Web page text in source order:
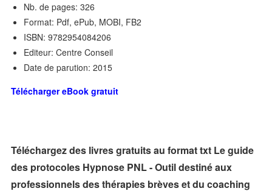
Nb. de pages: 326
Format: Pdf, ePub, MOBI, FB2
ISBN: 9782954084206
Editeur: Centre Conseil
Date de parution: 2015
Télécharger eBook gratuit
Téléchargez des livres gratuits au format txt Le guide
des protocoles Hypnose PNL - Outil destiné aux
professionnels des thérapies brèves et du coaching